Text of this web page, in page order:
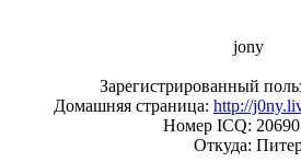
jony
Зарегистрированный
Домашняя страница: http://
Номер ICQ:
Откуда: